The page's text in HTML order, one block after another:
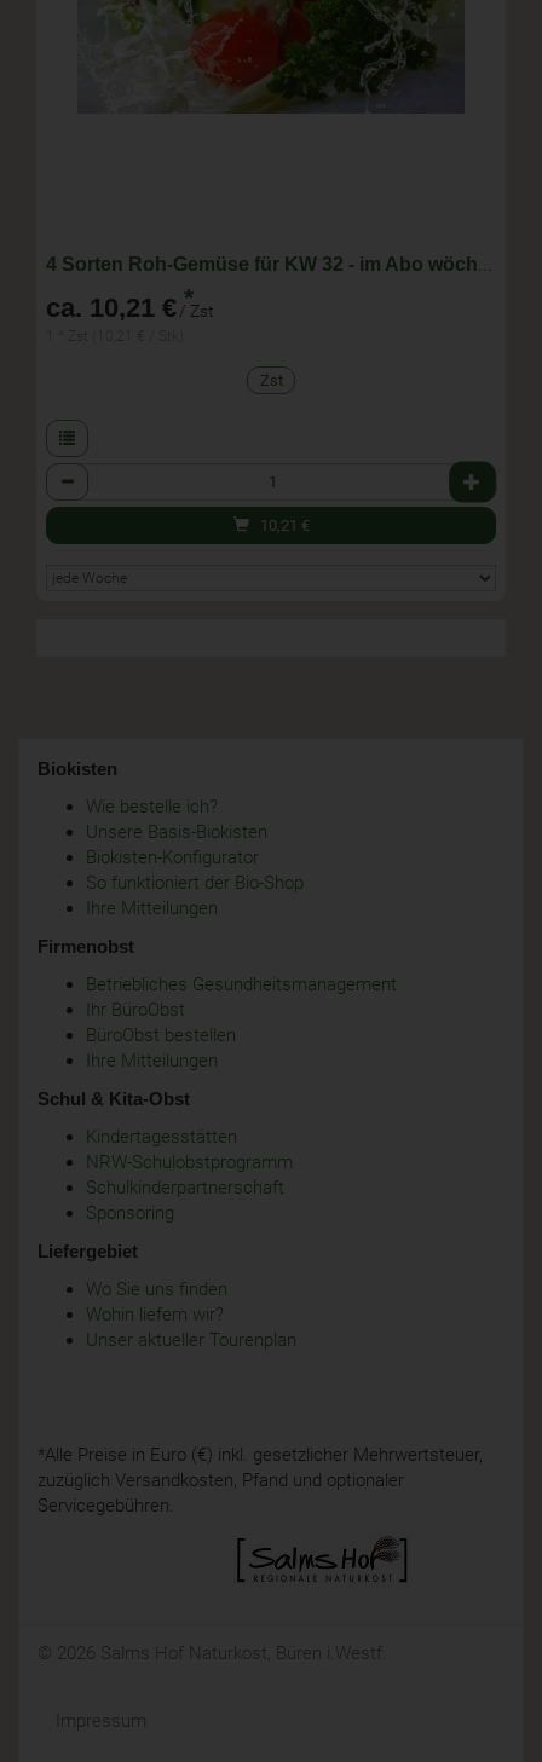
ca. 10,21 € *
/ Zst
Zst
Anzahl
10,21 €
Biokisten
Wie bestelle ich?
Unsere Basis-Biokisten
Biokisten-Konfigurator
So funktioniert der Bio-Shop
Ihre Mitteilungen
Firmenobst
Betriebliches Gesundheitsmanagement
Ihr BüroObst
BüroObst bestellen
Ihre Mitteilungen
Schul & Kita-Obst
Kindertagesstätten
NRW-Schulobstprogramm
Schulkinderpartnerschaft
Sponsoring
Liefergebiet
Wo Sie uns finden
Wohin liefern wir?
Unser aktueller Tourenplan
*Alle Preise in Euro (€) inkl. gesetzlicher Mehrwertsteuer,
zuzüglich Versandkosten, Pfand und optionaler
Servicegebühren.
© 2026 Salms Hof Naturkost, Büren i.Westf.
Impressum